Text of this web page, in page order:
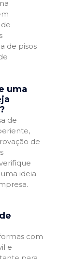
de pisos
uma
de
de
ideia
com
e